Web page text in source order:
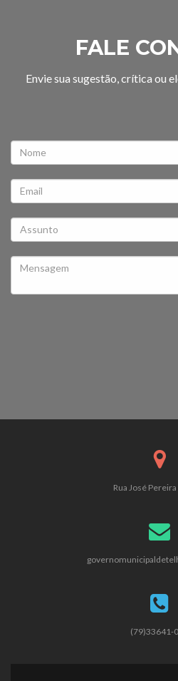
FALE
Envie sua sugestão, crítica ou
Rua José Pereira
(79)33641-